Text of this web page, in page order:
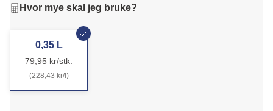
Hvor mye skal jeg bruke?
0,35 L
79,95 kr/stk.
(228,43 kr/l)